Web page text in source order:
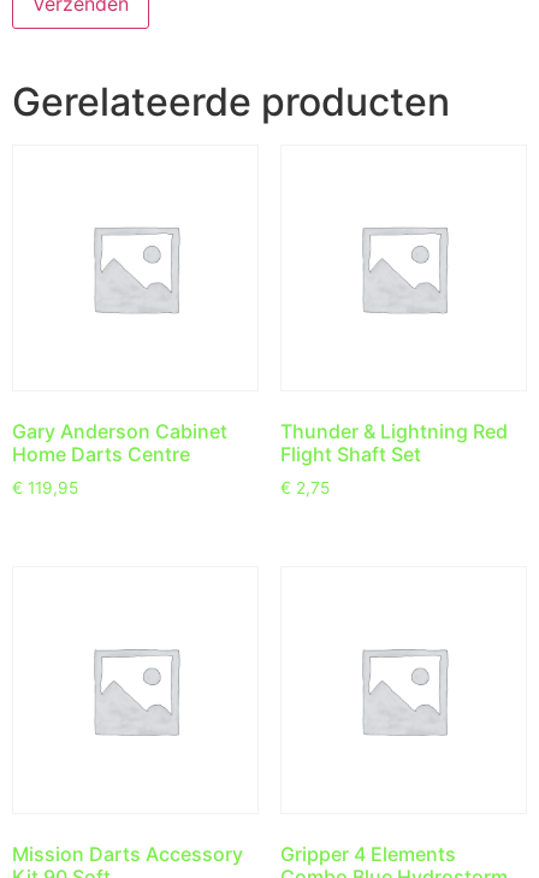
Gerelateerde producten
Gary Anderson Cabinet
Home Darts Centre
€ 119,95
Thunder & Lightning Red
Flight Shaft Set
€ 2,75
Mission Darts Accessory
Gripper 4 Elements